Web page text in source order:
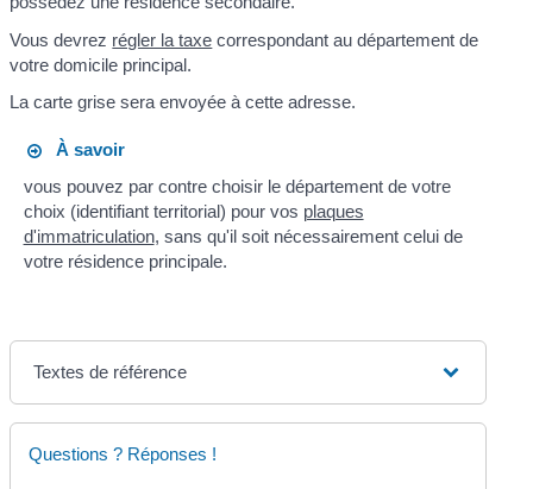
Vous devrez régler la taxe correspondant au département de
votre domicile principal.
La carte grise sera envoyée à cette adresse.
À savoir
vous pouvez par contre choisir le département de votre
choix (identifiant territorial) pour vos plaques
d'immatriculation, sans qu'il soit nécessairement celui de
votre résidence principale.
Textes de référence
Questions ? Réponses !